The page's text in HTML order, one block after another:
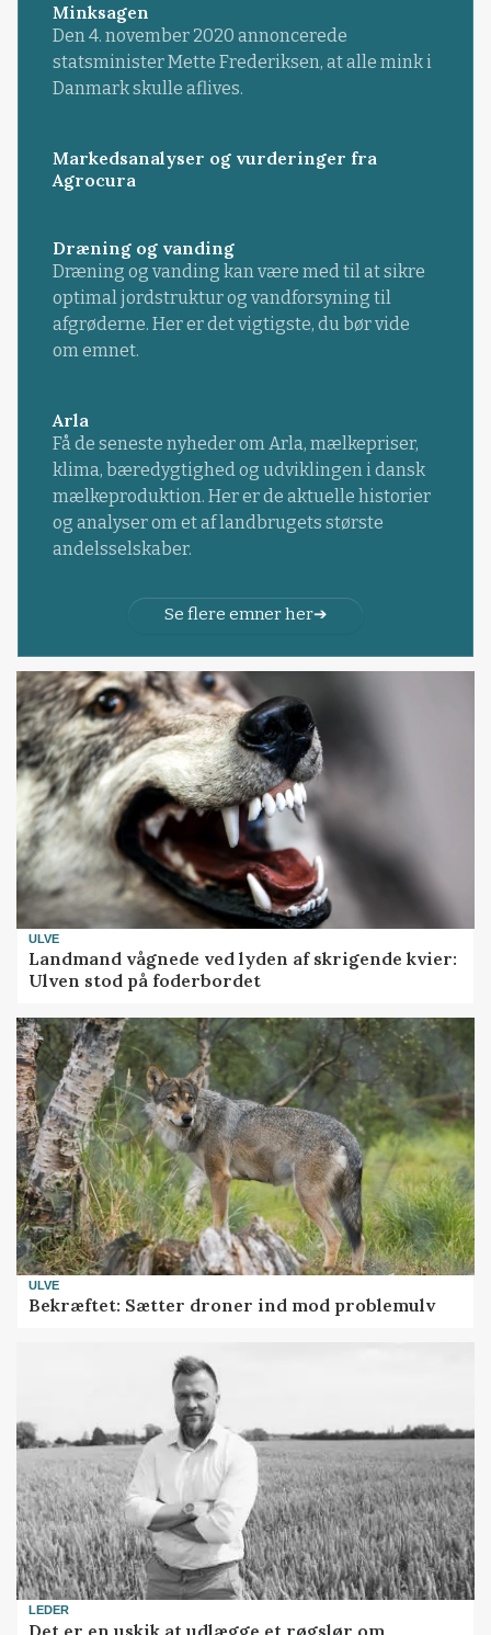
Minksagen
Den 4. november 2020 annoncerede
statsminister Mette Frederiksen, at alle mink i
Danmark skulle aflives.
Markedsanalyser og vurderinger fra
Agrocura
Dræning og vanding
Dræning og vanding kan være med til at sikre
optimal jordstruktur og vandforsyning til
afgrøderne. Her er det vigtigste, du bør vide
om emnet.
Arla
Få de seneste nyheder om Arla, mælkepriser,
klima, bæredygtighed og udviklingen i dansk
mælkeproduktion. Her er de aktuelle historier
og analyser om et af landbrugets største
andelsselskaber.
Se flere emner her
ULVE
Landmand vågnede ved lyden af skrigende kvier:
Ulven stod på foderbordet
ULVE
Bekræftet: Sætter droner ind mod problemulv
LEDER
Det er en uskik at udlægge et røgslør om